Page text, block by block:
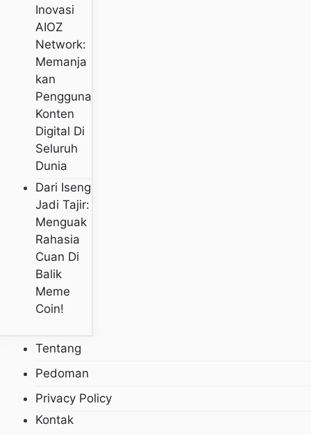
Inovasi
AIOZ
Network:
Memanja
Kan
Pengguna
Konten
Digital Di
Seluruh
Dunia
Dari Iseng
Jadi Tajir:
Menguak
Rahasia
Cuan Di
Balik
Meme
Coin!
Tentang
Pedoman
Privacy Policy
Kontak